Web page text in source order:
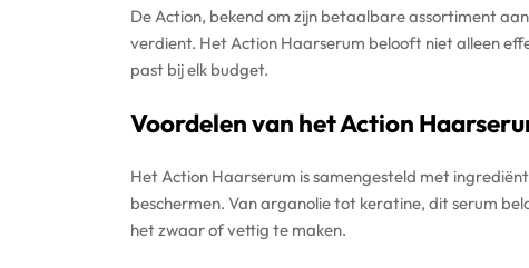
De Action, bekend om zijn betaalbare assortiment
verdient. Het Action Haarserum belooft niet alleen
past bij elk budget.
Voordelen van het Action
Het Action Haarserum is samengesteld met
beschermen. Van arganolie tot keratine, dit serum
het zwaar of vettig te maken.